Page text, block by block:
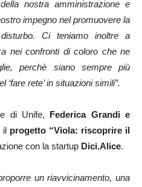
nostra amministrazione e
impegno nel promuovere la
Ci teniamo inoltre a
nei confronti di coloro che ne
perchè siano sempre più
‘fare rete’ in situazioni simili”.
di Unife, Federica Grandi e
il progetto “Viola: riscoprire il
con la startup Dici.Alice.
un riavvicinamento, una